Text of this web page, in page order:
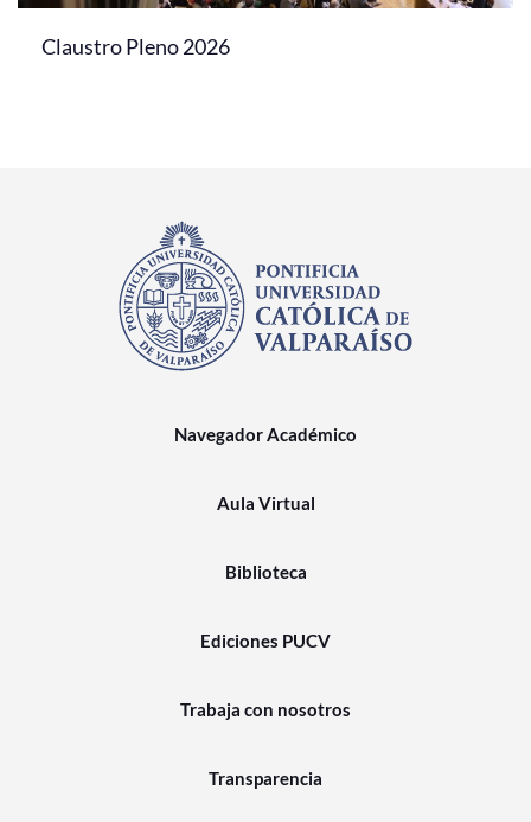
Claustro Pleno 2026
Navegador Académico
Aula Virtual
Biblioteca
Ediciones PUCV
Trabaja con nosotros
Transparencia